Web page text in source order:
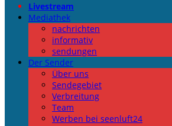
Livestream
Mediathek
nachrichten
informativ
sendungen
Der Sender
Über uns
Sendegebiet
Verbreitung
Team
Werben bei seenluft24